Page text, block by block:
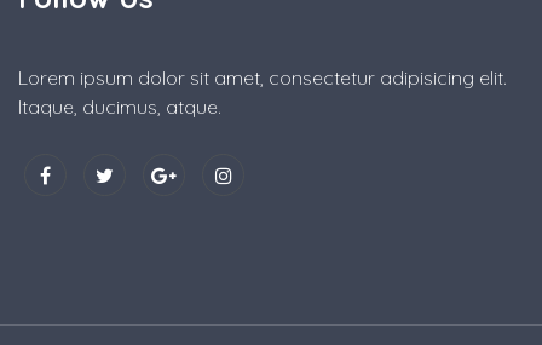
Lorem ipsum dolor sit amet, consectetur adipisicing elit.
Itaque, ducimus, atque.